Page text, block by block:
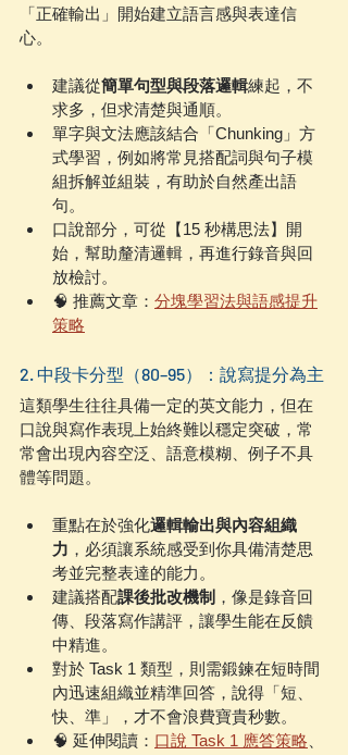
「正確輸出」開始建立語言感與表達信
心。
建議從簡單句型與段落邏輯練起，不
求多，但求清楚與通順。
單字與文法應該結合「Chunking」方
式學習，例如將常見搭配詞與句子模
組拆解並組裝，有助於自然產出語
句。
口說部分，可從【15 秒構思法】開
始，幫助釐清邏輯，再進行錄音與回
放檢討。
🧠 推薦文章： 分塊學習法與語感提升
策略
2. 中段卡分型（80–95）：說寫提分為主
這類學生往往具備一定的英文能力，但在
口說與寫作表現上始終難以穩定突破，常
常會出現內容空泛、語意模糊、例子不具
體等問題。
重點在於強化邏輯輸出與內容組織
力 ，必須讓系統感受到你具備清楚思
考並完整表達的能力。
建議搭配課後批改機制 ，像是錄音回
傳、段落寫作講評，讓學生能在反饋
中精進。
對於 Task 1 類型，則需鍛鍊在短時間
內迅速組織並精準回答，說得「短、
快、準」，才不會浪費寶貴秒數。
🧠 延伸閱讀： 口說 Task 1 應答策略